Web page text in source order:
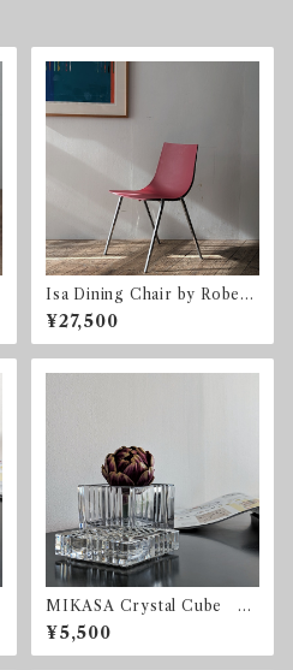
Isa Dining Chair by Robert
o Barbieri for Zanotta
¥27,500
MIKASA Crystal Cube ミ
カサ クリスタル キュー
ブ
¥5,500